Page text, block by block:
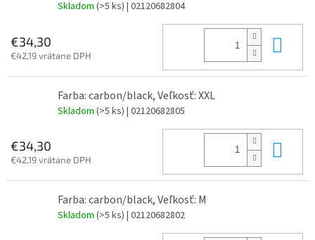
Skladom (>5 ks) | 02120682804
€34,30
€42,19 vrátane DPH
Farba: carbon/black, Veľkosť: XXL
Skladom (>5 ks) | 02120682805
€34,30
€42,19 vrátane DPH
Farba: carbon/black, Veľkosť: M
Skladom (>5 ks) | 02120682802